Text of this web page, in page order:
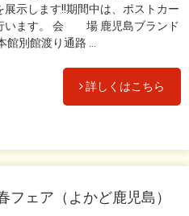
示します!!期間中は、ポストカー
います。 会 場 鹿児島ブランド
別館渡り通路 ...
詳しくはこちら
フェア（よかど鹿児島）